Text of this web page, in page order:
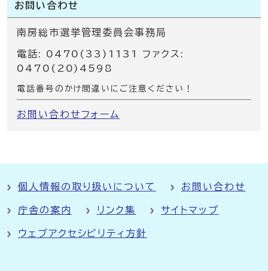
お問い合わせ
南房総市選挙管理委員会事務局
電話: 0470(33)1131 ファクス:
0470(20)4598
電話番号のかけ間違いにご注意ください！
お問い合わせフォーム
個人情報の取り扱いについて お問い合わせ
庁舎の案内 リンク集 サイトマップ
ウェブアクセシビリティ方針